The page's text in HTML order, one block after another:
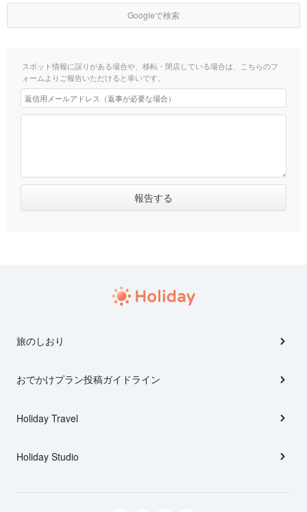
Googleで検索
スポット情報に誤りがある場合や、移転・閉店している場合は、こちらのフ
ォームよりご報告いただけると幸いです。
旅のしおり
おでかけプラン投稿ガイドライン
Holiday Travel
Holiday Studio